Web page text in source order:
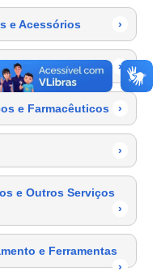
e Acessórios ›
›
e Farmacêuticos ›
›
e Outros Serviços
›
e Ferramentas
›